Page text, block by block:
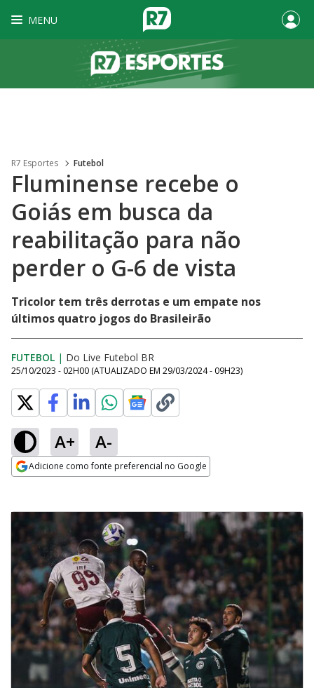
MENU
R7 Esportes Futebol
Fluminense recebe o
Goiás em busca da
reabilitação para não
perder o G-6 de vista
Tricolor tem três derrotas e um empate nos
últimos quatro jogos do Brasileirão
FUTEBOL | Do Live Futebol BR
25/10/2023 - 02H00 (ATUALIZADO EM 29/03/2024 - 09H23)
A+ A-
Adicione como fonte preferencial no Google